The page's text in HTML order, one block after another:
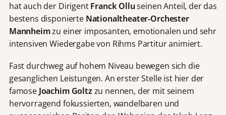
hat auch der DirigentFranck Olluseinen Anteil, der das
bestens disponierte Nationaltheater-Orchester
Mannheimzu einer imposanten, emotionalen und sehr
intensiven Wiedergabe von Rihms Partitur animiert.
Fast durchweg auf hohem Niveau bewegen sich die
gesanglichen Leistungen. An erster Stelle ist hier der
famose Joachim Goltzzu nennen, der mit seinem
hervorragend fokussierten, wandelbaren und